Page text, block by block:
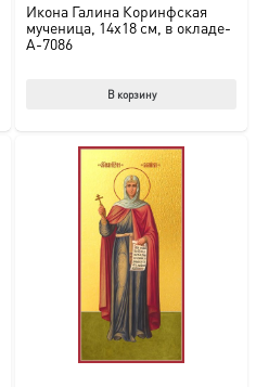
Икона Галина Коринфская
мученица, 14х18 см, в окладе-
A-7086
В корзину